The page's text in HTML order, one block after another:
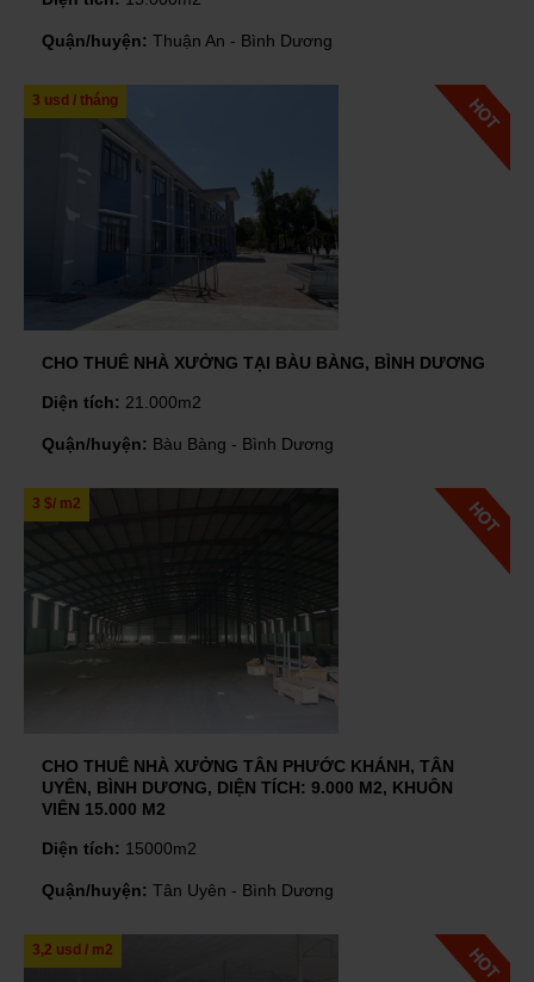
Quận/huyện: Thuận An - Bình Dương
3 usd / tháng
CHO THUÊ NHÀ XƯỞNG TẠI BÀU BÀNG, BÌNH DƯƠNG
Diện tích: 21.000m2
Quận/huyện: Bàu Bàng - Bình Dương
3 $/ m2
CHO THUÊ NHÀ XƯỞNG TÂN PHƯỚC KHÁNH, TÂN
UYÊN, BÌNH DƯƠNG, DIỆN TÍCH: 9.000 M2, KHUÔN
VIÊN 15.000 M2
Diện tích: 15000m2
Quận/huyện: Tân Uyên - Bình Dương
3,2 usd / m2